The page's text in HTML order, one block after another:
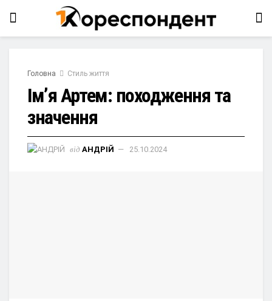
Головна Стиль життя
Ім’я Артем: походження та
значення
від АНДРІЙ 25.10.2024